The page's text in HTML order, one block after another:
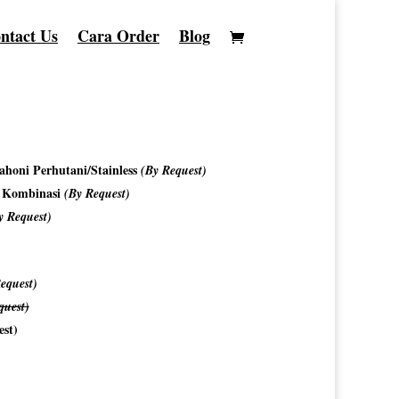
Us Cara Order Blog
Perhutani/Stainless (By Request)
(By Request)
Request)